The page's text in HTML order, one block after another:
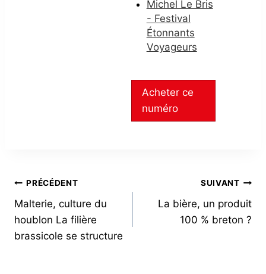
Michel Le Bris
- Festival
Étonnants
Voyageurs
Acheter ce
numéro
NAVIGATION
DE
L’ARTICLE
PRÉCÉDENT
Malterie, culture du
houblon La filière
brassicole se structure
SUIVANT
La bière, un produit
100 % breton ?